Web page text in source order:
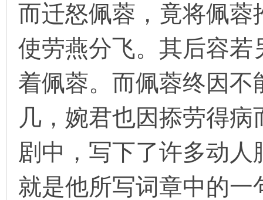
而迁怒佩蓉，竟将佩
使劳燕分飞。其后容
着佩蓉。而佩蓉终因
几，婉君也因掭劳得
剧中，写下了许多动人
就是他所写词章中的一